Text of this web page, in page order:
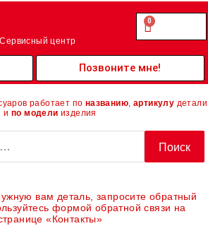
центр
0.00
0
Cart
Позвоните мне!
работает по названию артикулу детали
и по модели изделия
Поиск
вам деталь, запросите обратный
формой обратной связи на
«Контакты»